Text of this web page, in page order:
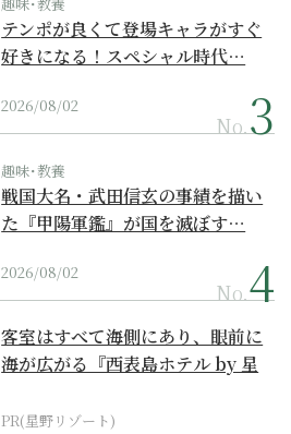
テンポが良くて登場キャラがすぐ
好きになる！スペシャル時代…
2026/08/02
No.
趣味･教養
戦国大名・武田信玄の事績を描い
た『甲陽軍鑑』が国を滅ぼす…
2026/08/02
No.
客室はすべて海側にあり、眼前に
海が広がる『西表島ホテル by 星
PR(星野リゾート)